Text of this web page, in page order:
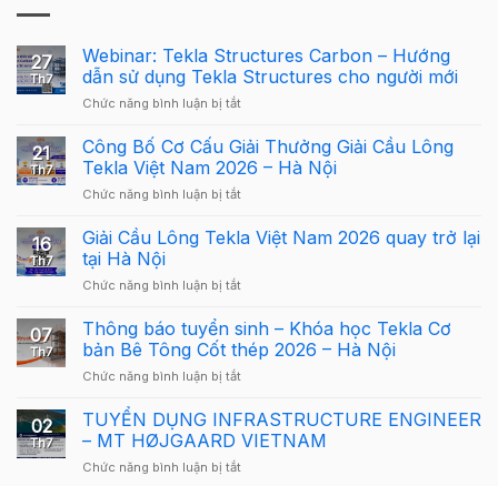
27
Th7
Webinar: Tekla Structures Carbon – Hướng
dẫn sử dụng Tekla Structures cho người mới
Chức năng bình luận bị tắtở
Tekla
Structures
Carbon
–
dẫn
Tekla
cho
người
21
Th7
Công Bố Cơ Cấu Giải Thưởng Giải Cầu Lông
Tekla Việt Nam 2026 – Hà Nội
Chức năng bình luận bị tắtở
Bố
Giải
Giải
Cầu
Lông
Tekla
Nam
2026
Hà
16
Th7
Giải Cầu Lông Tekla Việt Nam 2026 quay trở lại
tại Hà Nội
Chức năng bình luận bị tắtở
Cầu
Lông
Tekla
Việt
2026
quay
lại
07
Th7
Thông báo tuyển sinh – Khóa học Tekla Cơ
bản Bê Tông Cốt thép 2026 – Hà Nội
Chức năng bình luận bị tắtở
báo
tuyển
sinh
–
02
Th7
TUYỂN DỤNG INFRASTRUCTURE ENGINEER
– MT HØJGAARD VIETNAM
Chức năng bình luận bị tắtở